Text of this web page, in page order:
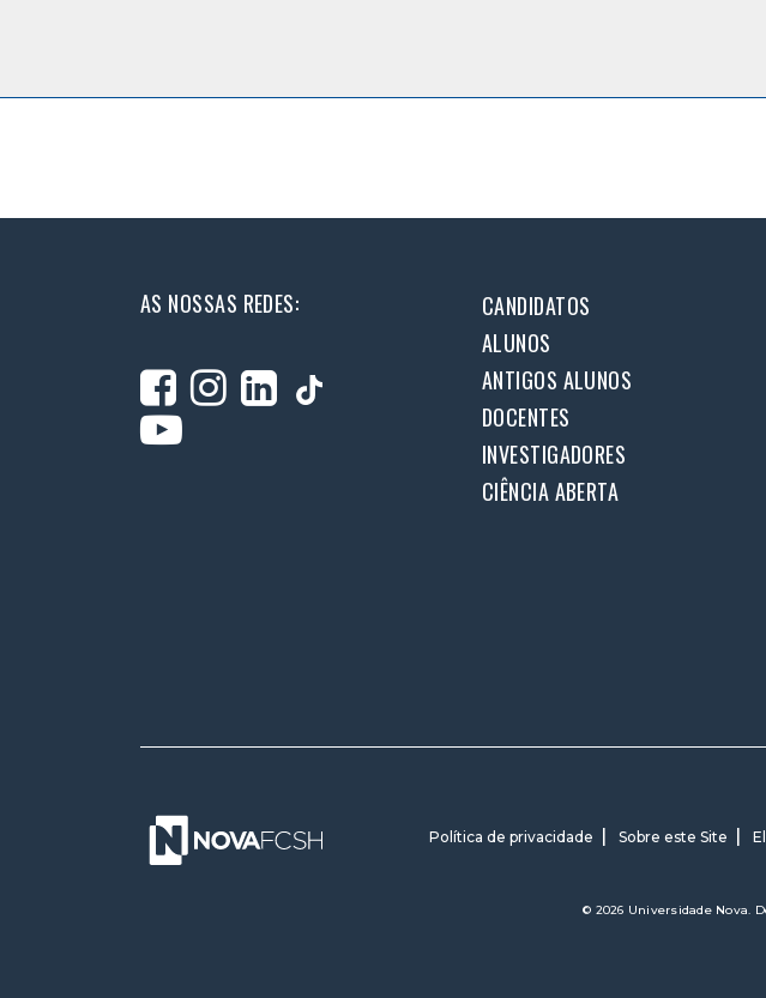
AS NOSSAS REDES: CANDIDATOS
ALUNOS
ANTIGOS ALUNOS
DOCENTES
INVESTIGADORES
CIÊNCIA ABERTA
Política de privacidade Sobre este Site
© 2026 Universidade Nova.